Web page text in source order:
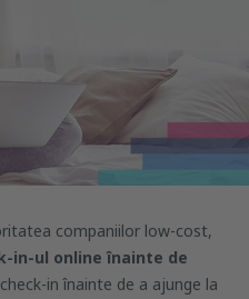
companiilor low-cost,
in-ul online înainte de
in înainte de a ajunge la